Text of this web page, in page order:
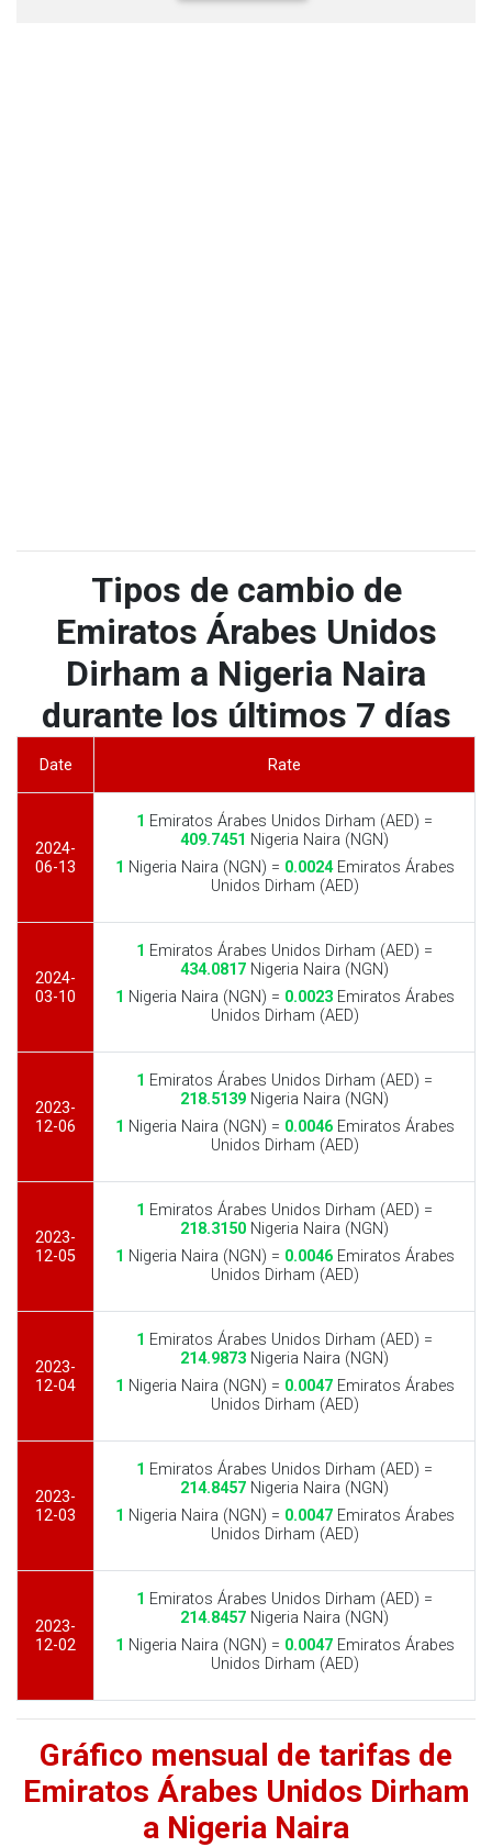
Tipos de cambio de
Emiratos Árabes Unidos
Dirham a Nigeria Naira
durante los últimos 7 días
Date Rate
2024-
06-13
1 Emiratos Árabes Unidos Dirham (AED) =
409.7451 Nigeria Naira (NGN)
1 Nigeria Naira (NGN) = 0.0024Emiratos Árabes
Unidos Dirham (AED)
2024-
03-10
1 Emiratos Árabes Unidos Dirham (AED) =
434.0817 Nigeria Naira (NGN)
1 Nigeria Naira (NGN) = 0.0023Emiratos Árabes
Unidos Dirham (AED)
2023-
12-06
1 Emiratos Árabes Unidos Dirham (AED) =
218.5139 Nigeria Naira (NGN)
1 Nigeria Naira (NGN) = 0.0046Emiratos Árabes
Unidos Dirham (AED)
2023-
12-05
1 Emiratos Árabes Unidos Dirham (AED) =
218.3150 Nigeria Naira (NGN)
1 Nigeria Naira (NGN) = 0.0046Emiratos Árabes
Unidos Dirham (AED)
2023-
12-04
1 Emiratos Árabes Unidos Dirham (AED) =
214.9873 Nigeria Naira (NGN)
1 Nigeria Naira (NGN) = 0.0047Emiratos Árabes
Unidos Dirham (AED)
2023-
12-03
1 Emiratos Árabes Unidos Dirham (AED) =
214.8457 Nigeria Naira (NGN)
1 Nigeria Naira (NGN) = 0.0047Emiratos Árabes
Unidos Dirham (AED)
2023-
12-02
1 Emiratos Árabes Unidos Dirham (AED) =
214.8457 Nigeria Naira (NGN)
1 Nigeria Naira (NGN) = 0.0047Emiratos Árabes
Unidos Dirham (AED)
Gráfico mensual de tarifas de
Emiratos Árabes Unidos Dirham
a Nigeria Naira